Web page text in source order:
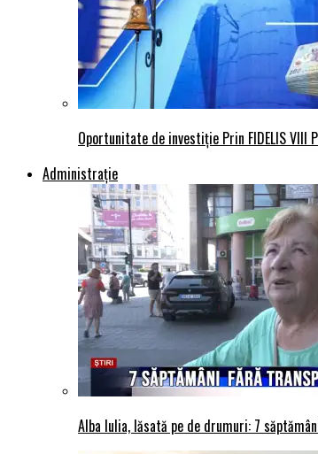
Oportunitate de investiție Prin FIDELIS
Administraţie
Alba Iulia, lăsată pe de drumuri: 7